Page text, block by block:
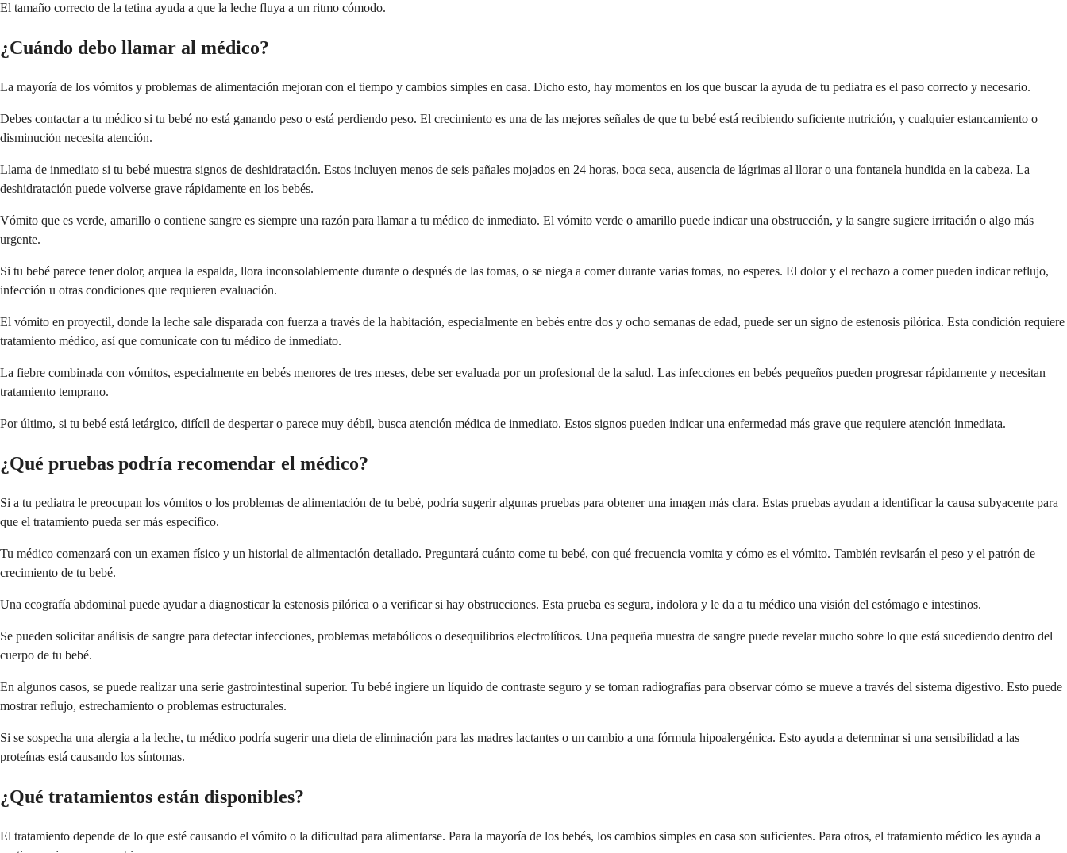
El tamaño correcto de la tetina ayuda a que la leche fluya a un ritmo cómodo.
¿Cuándo debo llamar al médico?
La mayoría de los vómitos y problemas de alimentación mejoran con el tiempo y cambios simples en casa. Dicho esto, hay momentos en los que buscar la ayuda de tu pediatra es el paso correcto y necesario.
Debes contactar a tu médico si tu bebé no está ganando peso o está perdiendo peso. El crecimiento es una de las mejores señales de que tu bebé está recibiendo suficiente nutrición, y cualquier estancamiento o
disminución necesita atención.
Llama de inmediato si tu bebé muestra signos de deshidratación. Estos incluyen menos de seis pañales mojados en 24 horas, boca seca, ausencia de lágrimas al llorar o una fontanela hundida en la cabeza. La
deshidratación puede volverse grave rápidamente en los bebés.
Vómito que es verde, amarillo o contiene sangre es siempre una razón para llamar a tu médico de inmediato. El vómito verde o amarillo puede indicar una obstrucción, y la sangre sugiere irritación o algo más
urgente.
Si tu bebé parece tener dolor, arquea la espalda, llora inconsolablemente durante o después de las tomas, o se niega a comer durante varias tomas, no esperes. El dolor y el rechazo a comer pueden indicar reflujo,
infección u otras condiciones que requieren evaluación.
El vómito en proyectil, donde la leche sale disparada con fuerza a través de la habitación, especialmente en bebés entre dos y ocho semanas de edad, puede ser un signo de estenosis pilórica. Esta condición requiere
tratamiento médico, así que comunícate con tu médico de inmediato.
La fiebre combinada con vómitos, especialmente en bebés menores de tres meses, debe ser evaluada por un profesional de la salud. Las infecciones en bebés pequeños pueden progresar rápidamente y necesitan
tratamiento temprano.
Por último, si tu bebé está letárgico, difícil de despertar o parece muy débil, busca atención médica de inmediato. Estos signos pueden indicar una enfermedad más grave que requiere atención inmediata.
¿Qué pruebas podría recomendar el médico?
Si a tu pediatra le preocupan los vómitos o los problemas de alimentación de tu bebé, podría sugerir algunas pruebas para obtener una imagen más clara. Estas pruebas ayudan a identificar la causa subyacente para
que el tratamiento pueda ser más específico.
Tu médico comenzará con un examen físico y un historial de alimentación detallado. Preguntará cuánto come tu bebé, con qué frecuencia vomita y cómo es el vómito. También revisarán el peso y el patrón de
crecimiento de tu bebé.
Una ecografía abdominal puede ayudar a diagnosticar la estenosis pilórica o a verificar si hay obstrucciones. Esta prueba es segura, indolora y le da a tu médico una visión del estómago e intestinos.
Se pueden solicitar análisis de sangre para detectar infecciones, problemas metabólicos o desequilibrios electrolíticos. Una pequeña muestra de sangre puede revelar mucho sobre lo que está sucediendo dentro del
cuerpo de tu bebé.
En algunos casos, se puede realizar una serie gastrointestinal superior. Tu bebé ingiere un líquido de contraste seguro y se toman radiografías para observar cómo se mueve a través del sistema digestivo. Esto puede
mostrar reflujo, estrechamiento o problemas estructurales.
Si se sospecha una alergia a la leche, tu médico podría sugerir una dieta de eliminación para las madres lactantes o un cambio a una fórmula hipoalergénica. Esto ayuda a determinar si una sensibilidad a las
proteínas está causando los síntomas.
¿Qué tratamientos están disponibles?
El tratamiento depende de lo que esté causando el vómito o la dificultad para alimentarse. Para la mayoría de los bebés, los cambios simples en casa son suficientes. Para otros, el tratamiento médico les ayuda a